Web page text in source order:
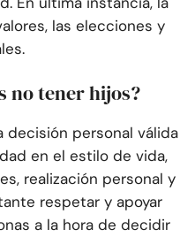
las elecciones y
no tener hijos?
decisión personal válida
en el estilo de vida,
realización personal y
respetar y apoyar
a la hora de decidir